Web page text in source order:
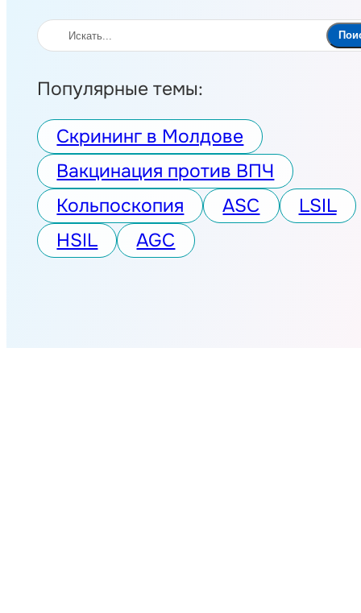
Поиск
Популярные темы:
Скрининг в Молдове
Вакцинация против ВПЧ
Кольпоскопия
ASC
LSIL
HSIL
AGC